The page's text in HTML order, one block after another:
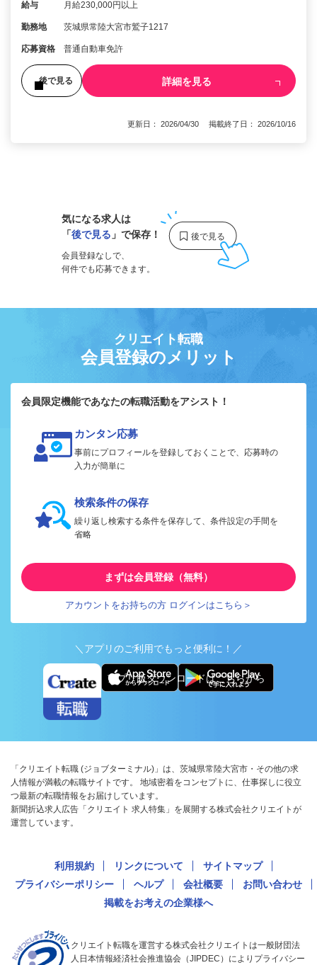
給与 月給230,000円以上
勤務地 茨城県常陸大宮市鷲子1217
応募資格 普通自動車免許
後で見る 詳細を見る
更新日： 2026/04/30 掲載終了日： 2026/10/16
気になる求人は
「後で見る 」で保存！
会員登録なしで、
何件でも応募できます。
クリエイト転職
会員登録のメリット
会員限定機能であなたの転職活動をアシスト！
カンタン応募
事前にプロフィールを登録しておくことで、応募時の
入力が簡単に
検索条件の保存
繰り返し検索する条件を保存して、条件設定の手間を
省略
まずは会員登録（無料）
アカウントをお持ちの方 ログインはこちら＞
＼アプリのご利用でもっと便利に！／
アプリ版ダウンロードはこちらから
「クリエイト転職 (ジョブターミナル)」は、茨城県常陸大宮市・その他の求
人情報が満載の転職サイトです。 地域密着をコンセプトに、仕事探しに役立
つ最新の転職情報をお届けしています。
新聞折込求人広告「クリエイト 求人特集」を展開する株式会社クリエイトが
運営しています。
利用規約 リンクについて
サイトマップ
プライバシーポリシー
ヘルプ 会社概要
お問い合わせ
掲載をお考えの企業様へ
クリエイト転職を運営する株式会社クリエイトは一般財団法
人日本情報経済社会推進協会（JIPDEC）によりプライバシー